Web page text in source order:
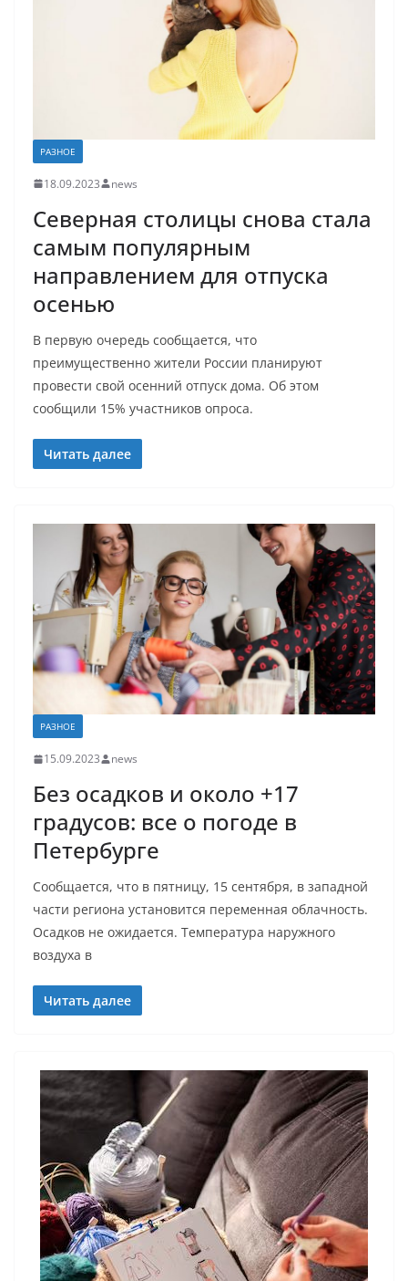
РАЗНОЕ
18.09.2023 news
Северная столицы снова стала
самым популярным
направлением для отпуска
осенью
В первую очередь сообщается, что
преимущественно жители России планируют
провести свой осенний отпуск дома. Об этом
сообщили 15% участников опроса.
Читать далее
РАЗНОЕ
15.09.2023 news
Без осадков и около +17
градусов: все о погоде в
Петербурге
Сообщается, что в пятницу, 15 сентября, в западной
части региона установится переменная облачность.
Осадков не ожидается. Температура наружного
воздуха в
Читать далее